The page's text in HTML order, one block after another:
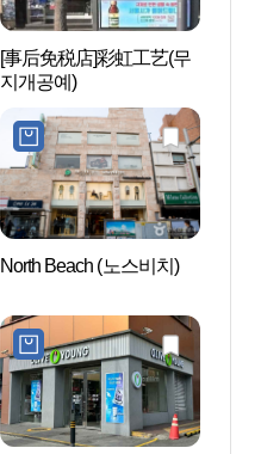
[事后免税店]彩虹工艺(무
지개공예)
North Beach (노스비치)